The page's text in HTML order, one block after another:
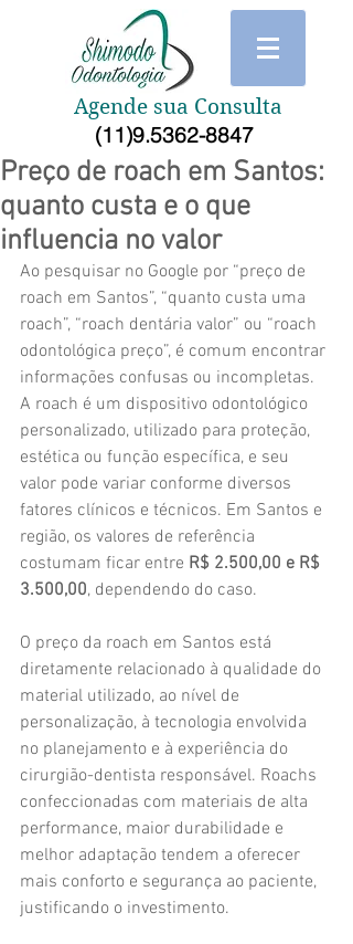
Agende sua Consulta
(11)9.5362-8847
Preço de roach em Santos:
quanto custa e o que
influencia no valor
Ao pesquisar no Google por “preço de
roach em Santos”, “quanto custa uma
roach”, “roach dentária valor” ou “roach
odontológica preço”, é comum encontrar
informações confusas ou incompletas.
A roach é um dispositivo odontológico
personalizado, utilizado para proteção,
estética ou função específica, e seu
valor pode variar conforme diversos
fatores clínicos e técnicos. Em Santos e
região, os valores de referência
costumam ficar entre R$ 2.500,00 e R$
3.500,00, dependendo do caso.
O preço da roach em Santos está
diretamente relacionado à qualidade do
material utilizado, ao nível de
personalização, à tecnologia envolvida
no planejamento e à experiência do
cirurgião-dentista responsável. Roachs
confeccionadas com materiais de alta
performance, maior durabilidade e
melhor adaptação tendem a oferecer
mais conforto e segurança ao paciente,
justificando o investimento.